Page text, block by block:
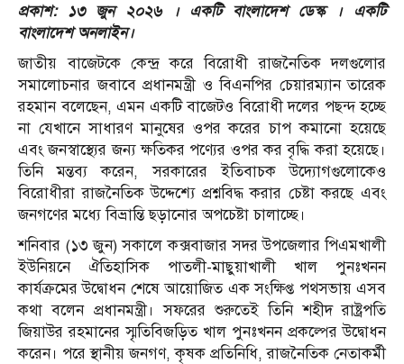
প্রকাশ: ১৩ জুন ২০২৬ । একটি বাংলাদেশ ডেস্ক । একটি
বাংলাদেশ অনলাইন।
জাতীয় বাজেটকে কেন্দ্র করে বিরোধী রাজনৈতিক দলগুলোর
সমালোচনার জবাবে প্রধানমন্ত্রী ও বিএনপির চেয়ারম্যান তারেক
রহমান বলেছেন, এমন একটি বাজেটও বিরোধী দলের পছন্দ হচ্ছে
না যেখানে সাধারণ মানুষের ওপর করের চাপ কমানো হয়েছে
এবং জনস্বাস্থ্যের জন্য ক্ষতিকর পণ্যের ওপর কর বৃদ্ধি করা হয়েছে।
তিনি মন্তব্য করেন, সরকারের ইতিবাচক উদ্যোগগুলোকেও
বিরোধীরা রাজনৈতিক উদ্দেশ্যে প্রশ্নবিদ্ধ করার চেষ্টা করছে এবং
জনগণের মধ্যে বিভ্রান্তি ছড়ানোর অপচেষ্টা চালাচ্ছে।
শনিবার (১৩ জুন) সকালে কক্সবাজার সদর উপজেলার পিএমখালী
ইউনিয়নে ঐতিহাসিক পাতলী-মাছুয়াখালী খাল পুনঃখনন
কার্যক্রমের উদ্বোধন শেষে আয়োজিত এক সংক্ষিপ্ত পথসভায় এসব
কথা বলেন প্রধানমন্ত্রী। সফরের শুরুতেই তিনি শহীদ রাষ্ট্রপতি
জিয়াউর রহমানের স্মৃতিবিজড়িত খাল পুনঃখনন প্রকল্পের উদ্বোধন
করেন। পরে স্থানীয় জনগণ, কৃষক প্রতিনিধি, রাজনৈতিক নেতাকর্মী